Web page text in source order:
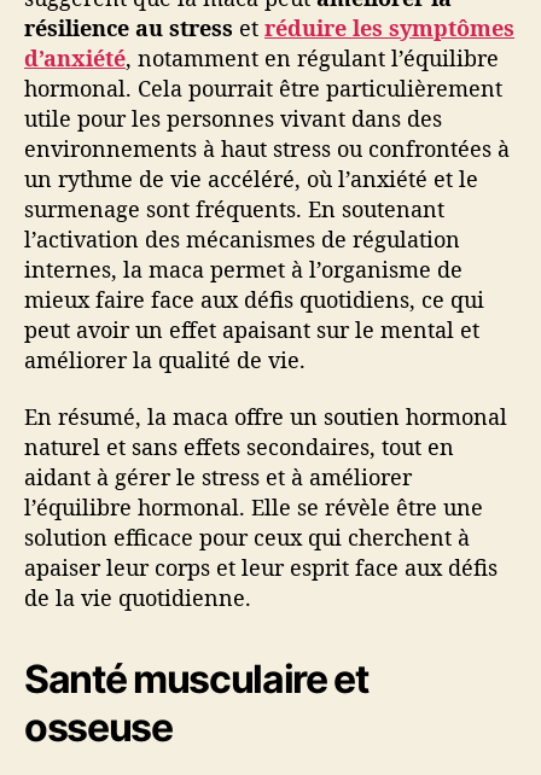
résilience au stress et réduire les symptômes
d’anxiété, notamment en régulant l’équilibre
hormonal. Cela pourrait être particulièrement
utile pour les personnes vivant dans des
environnements à haut stress ou confrontées à
un rythme de vie accéléré, où l’anxiété et le
surmenage sont fréquents. En soutenant
l’activation des mécanismes de régulation
internes, la maca permet à l’organisme de
mieux faire face aux défis quotidiens, ce qui
peut avoir un effet apaisant sur le mental et
améliorer la qualité de vie.
En résumé, la maca offre un soutien hormonal
naturel et sans effets secondaires, tout en
aidant à gérer le stress et à améliorer
l’équilibre hormonal. Elle se révèle être une
solution efficace pour ceux qui cherchent à
apaiser leur corps et leur esprit face aux défis
de la vie quotidienne.
Santé musculaire et
osseuse